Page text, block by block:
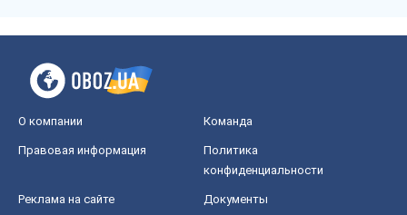
О компании Команда
Правовая информация
Политика
конфиденциальности
Реклама на сайте Документы